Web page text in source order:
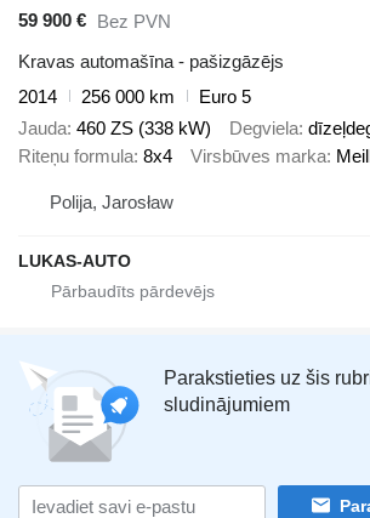
59 900 € Bez PVN
Kravas automašīna - pašizgāzējs
2014
256 000 km
Euro 5
Jauda 460 ZS (338 kW) Degviela
Riteņu formula 8x4 Virsbūves marka
Polija, Jarosław
LUKAS-AUTO
Parakstieties uz šis
sludinājumiem